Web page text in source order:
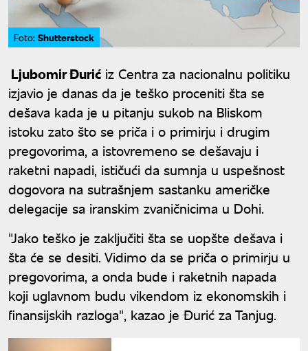
Foto: Shutterstock
Ljubomir Đurić iz Centra za nacionalnu politiku
izjavio je danas da je teško proceniti šta se
dešava kada je u pitanju sukob na Bliskom
istoku zato što se priča i o primirju i drugim
pregovorima, a istovremeno se dešavaju i
raketni napadi, ističući da sumnja u uspešnost
dogovora na sutrašnjem sastanku američke
delegacije sa iranskim zvaničnicima u Dohi.
"Jako teško je zaključiti šta se uopšte dešava i
šta će se desiti. Vidimo da se priča o primirju u
pregovorima, a onda bude i raketnih napada
koji uglavnom budu vikendom iz ekonomskih i
finansijskih razloga", kazao je Đurić za Tanjug.